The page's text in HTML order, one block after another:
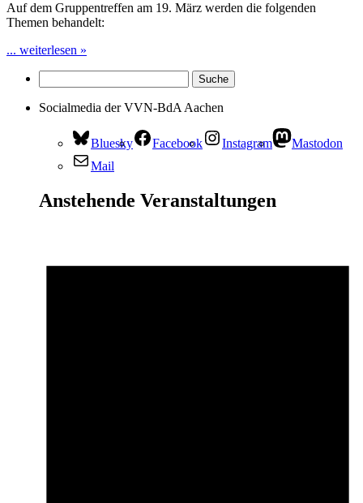
Auf dem Gruppentreffen am 19. März werden die folgenden
Themen behandelt:
... weiterlesen »
Socialmedia der VVN-BdA Aachen
Bluesky Facebook Instagram
Mastodon
Mail
Anstehende Veranstaltungen